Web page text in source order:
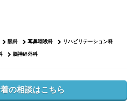
眼科 耳鼻咽喉科 リハビリテーション科
脳神経外科
の相談はこちら